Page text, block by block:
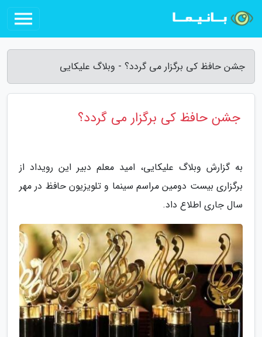
جشن حافظ کی برگزار می گردد؟ - وبلاگ علیکایی
جشن حافظ کی برگزار می گردد؟
به گزارش وبلاگ علیکایی، امید معلم دبیر این رویداد از
برگزاری بیست دومین مراسم سینما و تلویزیون حافظ در مهر
سال جاری اطلاع داد.